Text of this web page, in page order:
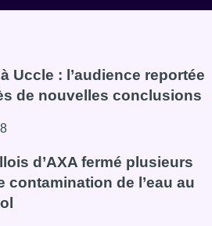
Uccle : l’audience reportée
de nouvelles conclusions
à Uccle : l’audience
d’AXA fermé plusieurs
contamination de l’eau au